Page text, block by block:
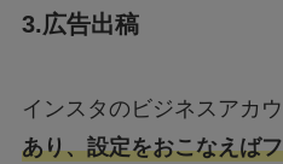
3.広告出稿
インスタのビジネスアカ
あり、設定をおこなえば